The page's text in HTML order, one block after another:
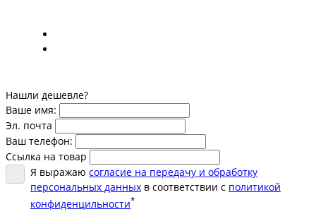
Нашли дешевле?
Ваше имя:
Эл. почта
Ваш телефон:
Ссылка на товар
Я выражаю согласие на передачу и обработку
персональных данных в соответствии с политикой
конфиденцильности*